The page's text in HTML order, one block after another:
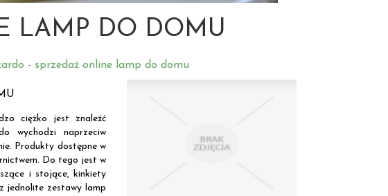
LAMP DO DOMU
- sprzedaż online lamp do domu
ciężko jest znaleźć
wychodzi naprzeciw
Produkty dostępne w
Do tego jest w
i stojące, kinkiety
jednolite zestawy lamp